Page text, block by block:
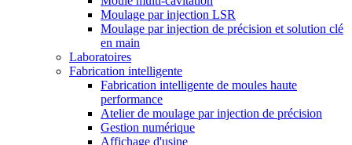
Moulage par injection LSR
Moulage par injection de précision et solution clé
en main
Laboratoires
Fabrication intelligente
Fabrication intelligente de moules haute
performance
Atelier de moulage par injection de précision
Gestion numérique
Affichage d'usine